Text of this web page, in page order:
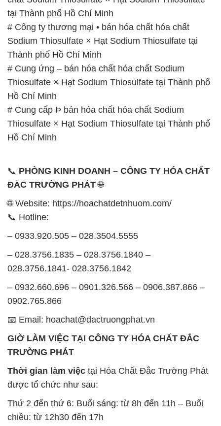
# Cung ứng – bán hóa chất hóa chất Sodium
Thiosulfate × Hạt Sodium Thiosulfate tại Thành phố
Hồ Chí Minh
# Cung cấp Þ bán hóa chất hóa chất Sodium
Thiosulfate × Hạt Sodium Thiosulfate tại Thành phố
Hồ Chí Minh
📞PHÒNG KINH DOANH – CÔNG TY HÓA CHẤT
ĐẮC TRƯỜNG PHÁT🌐
🌐 Website: https://hoachatdetnhuom.com/
– 0933.920.505 – 028.3504.5555
028.3756.1841- 028.3756.1842
0902.765.866
📧 Email: hoachat@dactruongphat.vn
TRƯỜNG PHÁT
được tổ chức như sau:
Thứ 2 đến thứ 6: Buổi sáng: từ 8h đến 11h – Buổi
chiều: từ 12h30 đến 17h
Thứ 7: Buổi sáng: từ 8h đến 11h – Buổi chiều: từ
12h30 đến 16h
Chủ nhật: Nghỉ chủ nhật hàng tuần